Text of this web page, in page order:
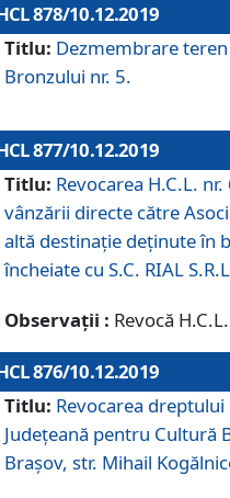
878/10.12.2019
Titlu: Dezmembrare
Bronzului nr. 5.
877/10.12.2019
Titlu: Revocarea H.C.L.
vânzării directe către
altă destinație deținute în
încheiate cu S.C. RIAL
Observații : Revocă
876/10.12.2019
Titlu: Revocarea
Judeţeană pentru Cultură
Braşov, str. Mihail